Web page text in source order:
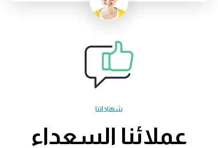
شهاداتنا
عملائنا السعداء